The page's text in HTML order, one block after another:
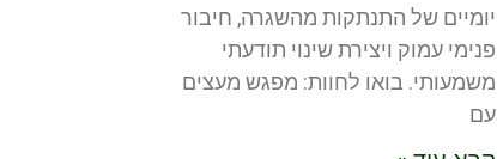
יומיים של התנתקות מהשגרה, חיבור
פנימי עמוק ויצירת שינוי תודעתי
משמעותי. בואו לחוות: מפגש מעצים
עם